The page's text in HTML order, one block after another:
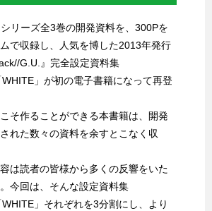
シリーズ全3巻の開発資料を、300Pを
で収録し、人気を博した2013年発行
G.U.』完全設定資料集
WHITE」が初の電子書籍になって再登
そ作ることができる本書籍は、開発
れた数々の資料を余すとこなく収
は読者の皆様から多くの反響をいた
今回は、そんな設定資料集
WHITE」それぞれを3分割にし、より